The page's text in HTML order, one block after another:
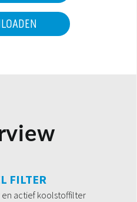
FILTER
actief koolstoffilter